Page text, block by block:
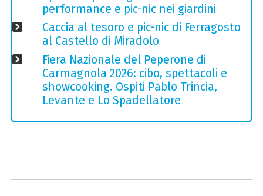
performance e pic-nic nei giardini
Caccia al tesoro e pic-nic di Ferragosto
al Castello di Miradolo
Fiera Nazionale del Peperone di
Carmagnola 2026: cibo, spettacoli e
showcooking. Ospiti Pablo Trincia,
Levante e Lo Spadellatore